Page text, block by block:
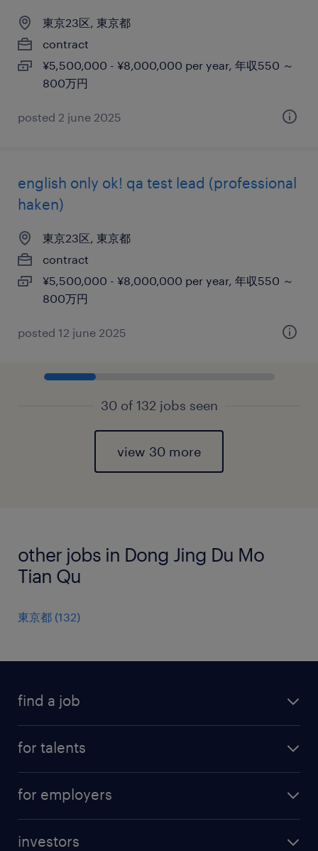
東京23区, 東京都
contract
¥5,500,000 - ¥8,000,000 per year, 年収550 ～
800万円
posted 2 june 2025
english only ok! qa test lead (professional
haken)
東京23区, 東京都
contract
¥5,500,000 - ¥8,000,000 per year, 年収550 ～
800万円
posted 12 june 2025
30 of 132 jobs seen
view 30 more
other jobs in Dong Jing Du Mo
Tian Qu
東京都 (132)
find a job
for talents
professional career
for employers
investors